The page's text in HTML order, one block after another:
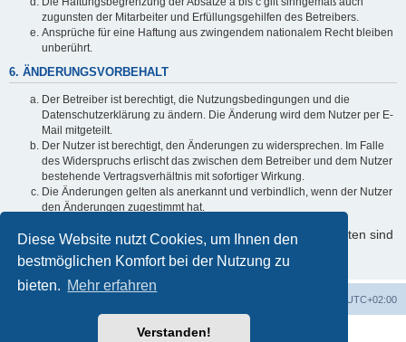
Diese Website nutzt Cookies, um Ihnen den
bestmöglichen Komfort bei der Nutzung zu
bieten. Mehr erfahren
Verstanden!
zugunsten der Mitarbeiter und Erfüllungsgehilfen des Betreibers.
Ansprüche für eine Haftung aus zwingendem nationalem Recht bleiben
unberührt.
6. ÄNDERUNGSVORBEHALT
Der Betreiber ist berechtigt, die Nutzungsbedingungen und die
Datenschutzerklärung zu ändern. Die Änderung wird dem Nutzer per E-
Mail mitgeteilt.
Der Nutzer ist berechtigt, den Änderungen zu widersprechen. Im Falle
des Widerspruchs erlischt das zwischen dem Betreiber und dem Nutzer
bestehende Vertragsverhältnis mit sofortiger Wirkung.
Die Änderungen gelten als anerkannt und verbindlich, wenn der Nutzer
den Änderungen zugestimmt hat.
Informationen über den Umgang mit Ihren persönlichen Daten sind
in der Datenschutzerklärung enthalten.
UTC+02:00
Powered byphpBB® Forum Software © phpBB Limited